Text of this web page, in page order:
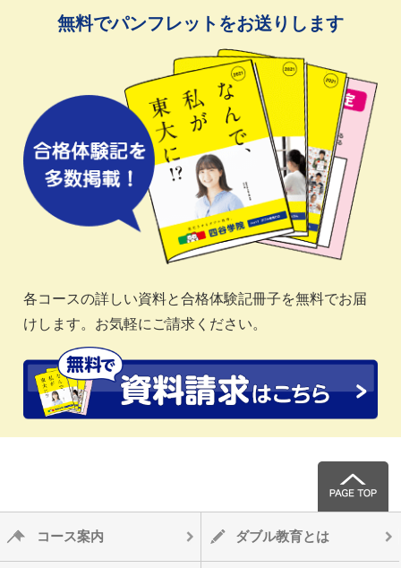
無料でパンフレットをお送りします
各コースの詳しい資料と合格体験記冊子を無料でお届
けします。お気軽にご請求ください。
コース案内 ダブル教育とは